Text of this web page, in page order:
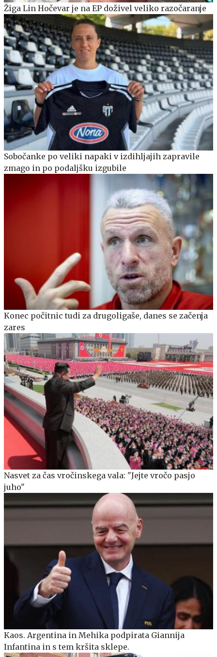
Žiga Lin Hočevar je na EP doživel veliko razočaranje
Sobočanke po veliki napaki v izdihljajih zapravile
zmago in po podaljšku izgubile
Konec počitnic tudi za drugoligaše, danes se začenja
zares
Nasvet za čas vročinskega vala: "Jejte vročo pasjo
juho"
Kaos. Argentina in Mehika podpirata Giannija
Infantina in s tem kršita sklepe.